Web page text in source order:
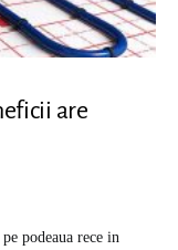
are
podeaua rece in